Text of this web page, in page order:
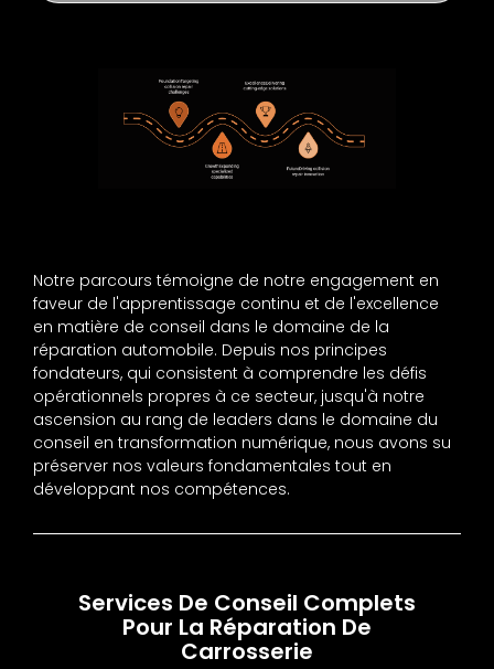
Notre parcours témoigne de notre engagement en
faveur de l'apprentissage continu et de l'excellence
en matière de conseil dans le domaine de la
réparation automobile. Depuis nos principes
fondateurs, qui consistent à comprendre les défis
opérationnels propres à ce secteur, jusqu'à notre
ascension au rang de leaders dans le domaine du
conseil en transformation numérique, nous avons su
préserver nos valeurs fondamentales tout en
développant nos compétences.
Services De Conseil Complets
Pour La Réparation De
Carrosserie